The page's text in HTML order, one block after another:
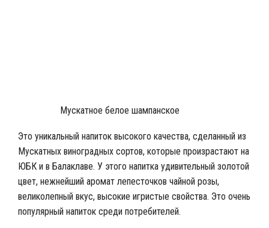
Мускатное белое шампанское
Это уникальный напиток высокого качества, сделанный из
Мускатных виноградных сортов, которые произрастают на
ЮБК и в Балаклаве. У этого напитка удивительный золотой
цвет, нежнейший аромат лепесточков чайной розы,
великолепный вкус, высокие игристые свойства. Это очень
популярный напиток среди потребителей.